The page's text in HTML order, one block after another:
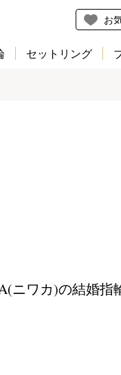
お
セットリング
ニワカ)の結婚指